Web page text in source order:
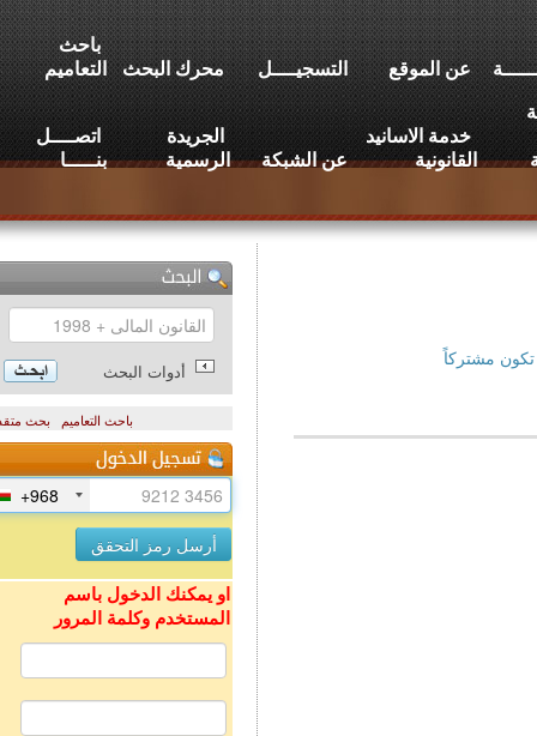
عن الموقع التسجيــــل محرك البحث
باحث
التعاميم
خدمة الاسانيد
القانونية
عن الشبكة
الجريدة
الرسمية
اتصــــل
بنـــــا
أدوات البحث
باحث التعاميم بحث متقدم
+968
او يمكنك الدخول باسم
المستخدم وكلمة المرور